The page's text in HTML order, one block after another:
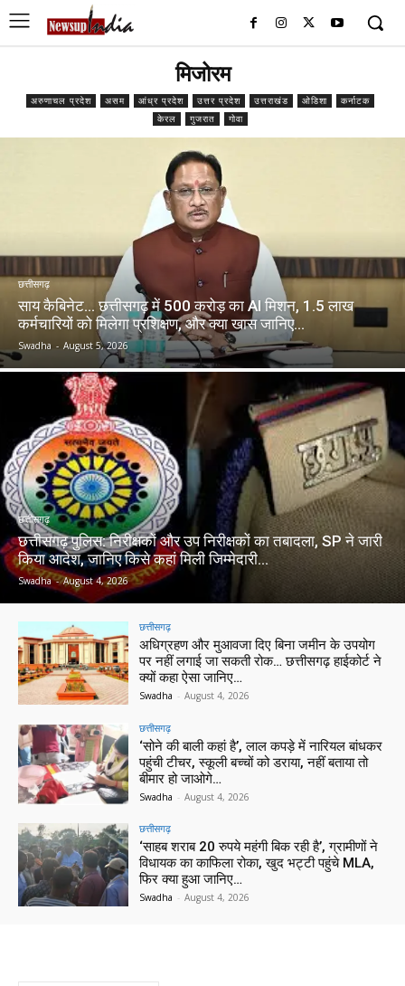
मिजोरम
अरुणाचल प्रदेश असम आंध्र प्रदेश उत्तर प्रदेश उत्तराखंड ओडिशा
कर्नाटक
केरल
गुजरात गोवा
छत्तीसगढ़
साय कैबिनेट… छत्तीसगढ़ में 500 करोड़ का AI मिशन, 1.5 लाख
कर्मचारियों को मिलेगा प्रशिक्षण, और क्या खास जानिए…
Swadha - August 5, 2026
छत्तीसगढ़
छत्तीसगढ़ पुलिस: निरीक्षकों और उप निरीक्षकों का तबादला, SP ने जारी
किया आदेश, जानिए किसे कहां मिली जिम्मेदारी…
Swadha - August 4, 2026
छत्तीसगढ़
अधिग्रहण और मुआवजा दिए बिना जमीन के उपयोग
पर नहीं लगाई जा सकती रोक… छत्तीसगढ़ हाईकोर्ट ने
क्यों कहा ऐसा जानिए…
Swadha - August 4, 2026
छत्तीसगढ़
‘सोने की बाली कहां है’, लाल कपड़े में नारियल बांधकर
पहुंची टीचर, स्कूली बच्चों को डराया, नहीं बताया तो
बीमार हो जाओगे…
Swadha - August 4, 2026
छत्तीसगढ़
‘साहब शराब 20 रुपये महंगी बिक रही है’, ग्रामीणों ने
विधायक का काफिला रोका, खुद भट्टी पहुंचे MLA,
फिर क्या हुआ जानिए…
Swadha - August 4, 2026